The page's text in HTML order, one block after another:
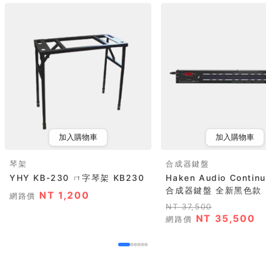
加入購物車
琴架
YHY KB-230 ㄇ字琴架 KB230
網路價 NT 1,200
加入購物車
合成器鍵盤
Haken Audio
合成器鍵盤 全新黑色款
NT 37,500
網路價 NT 35,500